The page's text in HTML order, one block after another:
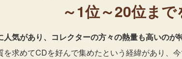
～1位～20位ま
人気があり、コレクターの方々の熱量も高いのが
を求めてCDを好んで集めたという経緯があり、